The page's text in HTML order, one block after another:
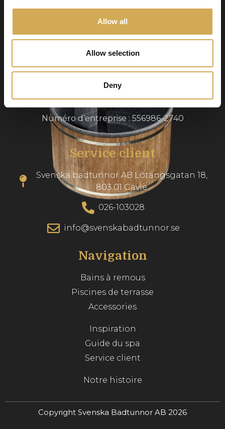
Allow all
Allow selection
Deny
Swedish Hot Tubs
Swedish Hot Tubs conçoit et fabrique des bains
à remous et des piscines de terrasse pour le
de haute qualité dans toute l’Europe.
Numéro d’entreprise : 556986-2740
Service client
Svenska badtunnor AB Lötängsgatan 18,
803 01 Gävle
026-103028
info@svenskabadtunnor.se
Navigation
Bains à remous
Piscines de terrasse
Accessories
Inspiration
Guide du spa
Service client
Notre histoire
Copyright Svenska Badtunnor AB 2026